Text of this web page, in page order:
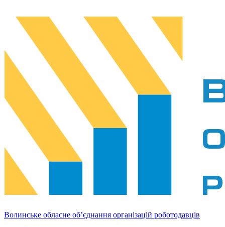
Волинське обласне об’єднання організацій роботодавців